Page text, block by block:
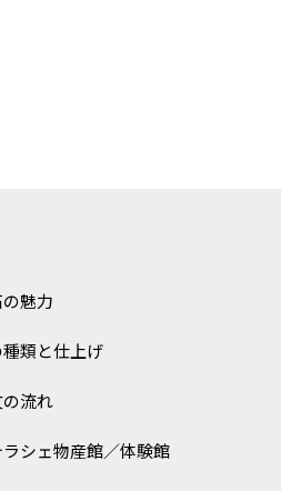
魅力
類と仕上げ
の流れ
シェ物産館／体験館